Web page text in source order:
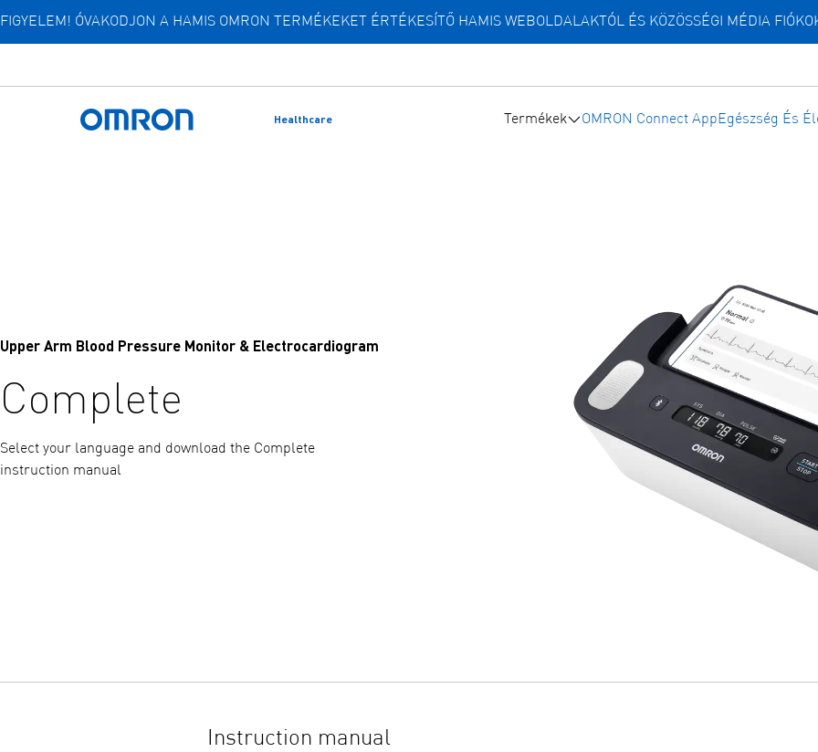
Ugrás
fő
tartalomra
FIGYELEM! ÓVAKODJON A HAMIS OMRON TERMÉKEKET ÉRTÉKESÍTŐ HAMIS WEBOLDALAKTÓL ÉS KÖZÖSSÉGI MÉDIA
Vissza a főoldalra
Healthcare Termékek OMRON Connect AppEgészség És
Upper Arm Blood Pressure Monitor & Electrocardiogram
Complete
Select your language and download the Complete
instruction manual
Instruction manual